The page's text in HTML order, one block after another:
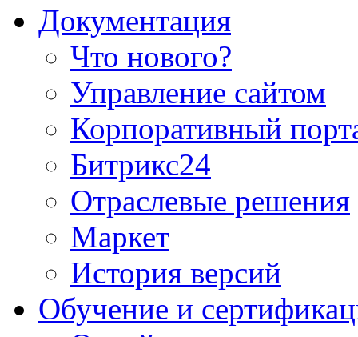
Документация
Что нового?
Управление сайтом
Корпоративный
Битрикс24
Отраслевые решения
Маркет
История версий
Обучение и